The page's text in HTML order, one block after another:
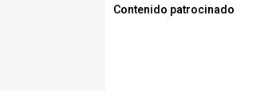
Contenido patrocinado